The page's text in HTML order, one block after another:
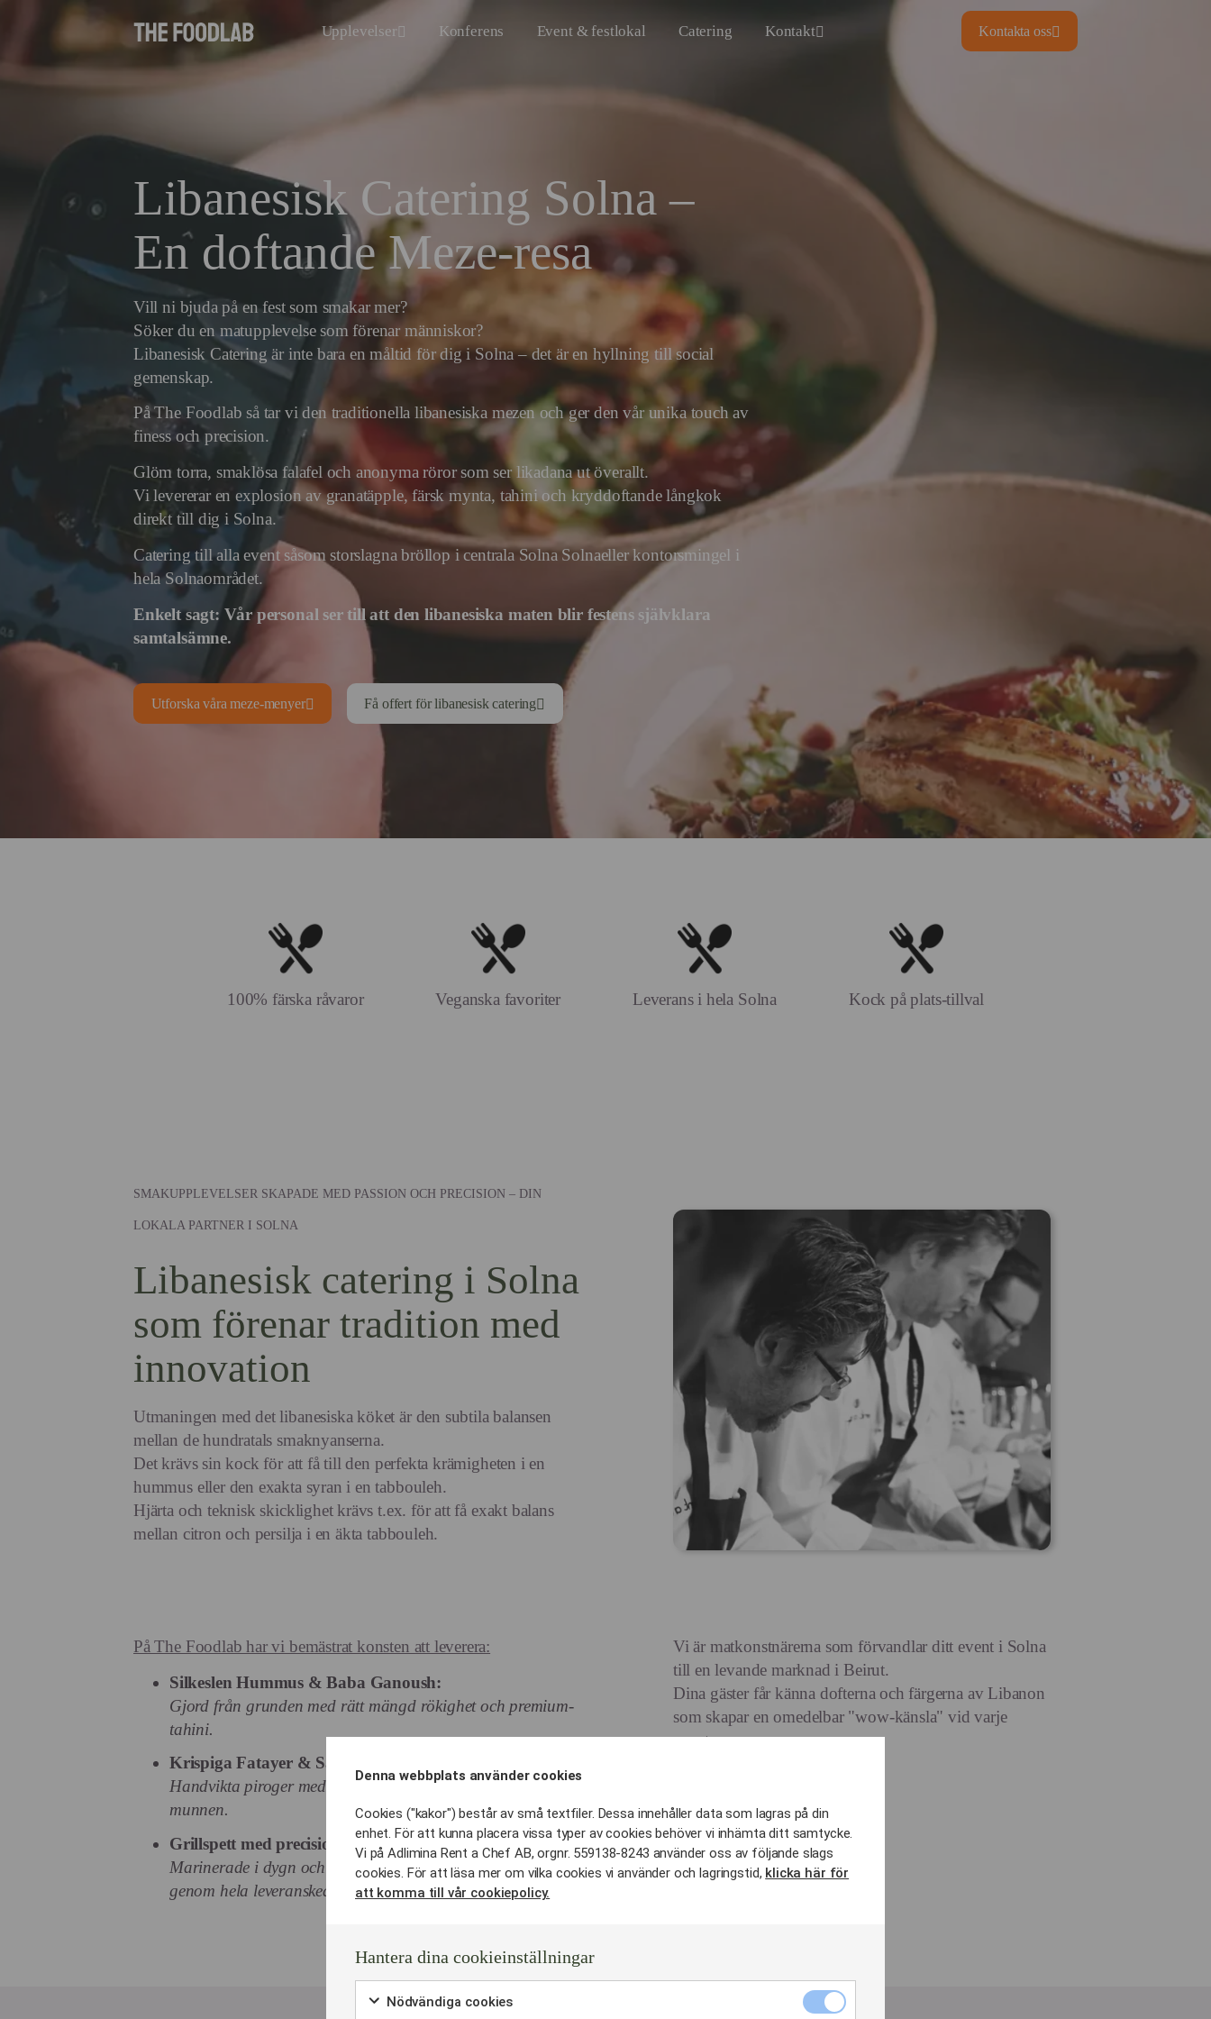
Upplevelser Konferens Event & festlokal Catering Kontakt Kontakta oss
Libanesisk Catering Solna –
En doftande Meze-resa
Vill ni bjuda på en fest som smakar mer?
Söker du en matupplevelse som förenar människor?
Libanesisk Catering är inte bara en måltid för dig i Solna – det är en hyllning till social
gemenskap.
På The Foodlab så tar vi den traditionella libanesiska mezen och ger den vår unika touch av
finess och precision.
Glöm torra, smaklösa falafel och anonyma röror som ser likadana ut överallt.
Vi levererar en explosion av granatäpple, färsk mynta, tahini och kryddoftande långkok
direkt till dig i Solna.
Catering till alla event såsom storslagna bröllop i centrala Solna Solnaeller kontorsmingel i
hela Solnaområdet.
Enkelt sagt: Vår personal ser till att den libanesiska maten blir festens självklara
samtalsämne.
Utforska våra meze-menyer Få offert för libanesisk catering
100% färska råvaror Veganska favoriter Leverans i hela Solna Kock på plats-tillval
SMAKUPPLEVELSER SKAPADE MED PASSION OCH PRECISION – DIN
LOKALA PARTNER I SOLNA
Libanesisk catering i Solna
som förenar tradition med
innovation
Utmaningen med det libanesiska köket är den subtila balansen
mellan de hundratals smaknyanserna.
Det krävs sin kock för att få till den perfekta krämigheten i en
hummus eller den exakta syran i en tabbouleh.
Hjärta och teknisk skicklighet krävs t.ex. för att få exakt balans
mellan citron och persilja i en äkta tabbouleh.
På The Foodlab har vi bemästrat konsten att leverera:
Silkeslen Hummus & Baba Ganoush:
Gjord från grunden med rätt mängd rökighet och premium-
tahini.
Krispiga Fatayer & Sambousek:
Handvikta piroger med smakrika fyllningar som smälter i
munnen.
Grillspett med precision:
Marinerade i dygn och grillade så att köttet förblir saftigt
genom hela leveranskedjan.
Vi är matkonstnärerna som förvandlar ditt event i Solna
till en levande marknad i Beirut.
Dina gäster får känna dofterna och färgerna av Libanon
som skapar en omedelbar "wow-känsla" vid varje
event.
Denna webbplats använder cookies
Cookies ("kakor") består av små textfiler. Dessa innehåller data som lagras på din
enhet. För att kunna placera vissa typer av cookies behöver vi inhämta ditt samtycke.
Vi på Adlimina Rent a Chef AB, orgnr. 559138-8243 använder oss av följande slags
cookies. För att läsa mer om vilka cookies vi använder och lagringstid, klicka här för
att komma till vår cookiepolicy.
Hantera dina cookieinställningar
Nödvändiga cookies
Nödvändiga